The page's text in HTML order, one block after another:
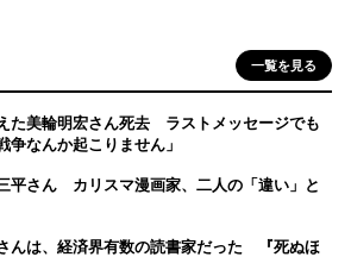
一覧を見る
た美輪明宏さん死去 ラストメッセージでも
なんか起こりません」
平さん カリスマ漫画家、二人の「違い」と
んは、経済界有数の読書家だった 『死ぬほ